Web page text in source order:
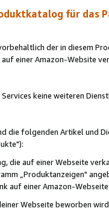
für das
der in diesem
einer Amazon-Website
keine weiteren
die folgenden Artikel und
die auf einer Webseite
„Produktanzeigen"
auf einer Amazon-
Webseite beworben